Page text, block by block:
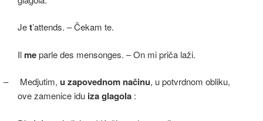
Jet’attends. – Čekam te.
Il meparle des mensonges. – On mi priča laži.
– Medjutim, u zapovednom načinu, u potvrdnom obliku,
ove zamenice idu iza glagola :